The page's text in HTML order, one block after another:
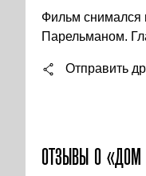
Фильм снимался
Парельманом.
Отправить
ОТЗЫВЫ О «ДОМ